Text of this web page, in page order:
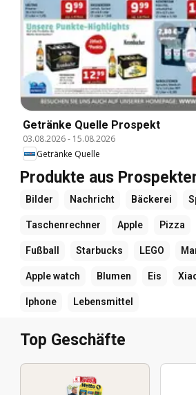
Getränke Quelle Prospekt
03.08.2026- 15.08.2026
Getränke Quelle
Produkte aus
Bilder Nachricht Bäckerei
Taschenrechner Apple Pizza
Fußball Starbucks LEGO
Apple watch Blumen Eis
Iphone Lebensmittel
Top Geschäfte